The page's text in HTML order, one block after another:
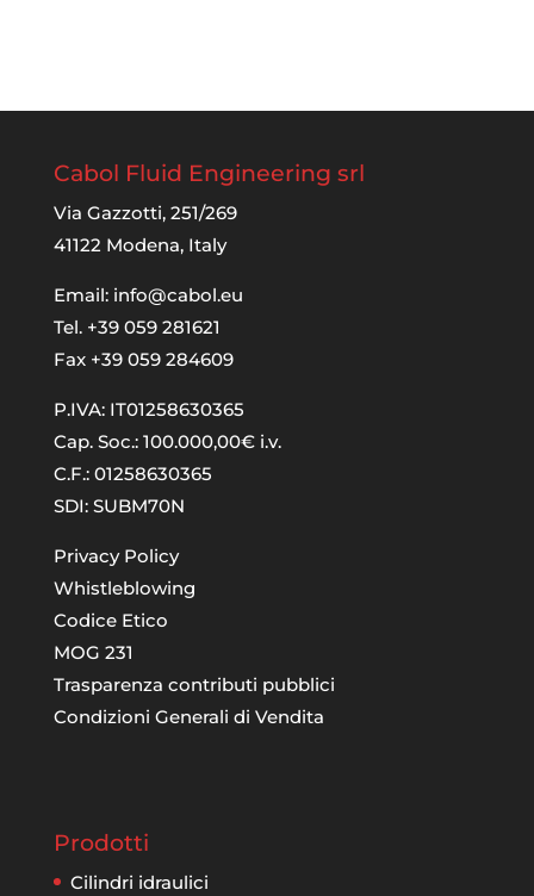
Cabol Fluid Engineering srl
Via Gazzotti, 251/269
41122 Modena, Italy
Email: info@cabol.eu
Tel. +39 059 281621
Fax +39 059 284609
P.IVA: IT01258630365
Cap. Soc.: 100.000,00€ i.v.
C.F.: 01258630365
SDI: SUBM70N
Privacy Policy
Whistleblowing
Codice Etico
MOG 231
Trasparenza contributi pubblici
Condizioni Generali di Vendita
Prodotti
Cilindri idraulici